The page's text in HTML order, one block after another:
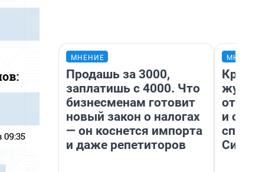
МНЕНИЕ
Продашь за 3000,
заплатишь с 4000. Что
бизнесменам готовит
новый закон о налогах
— он коснется импорта
и даже репетиторов
и